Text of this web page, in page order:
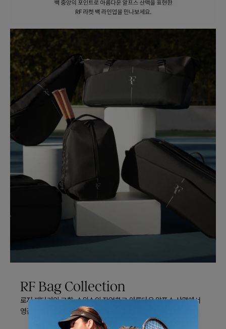
RF Bag Collection
로저 페더러의 고향, 스위스의 장엄하고 아름다운 알프스 산맥에서
영감을 받은 디자인의 RF 가방 컬렉션 입니다.